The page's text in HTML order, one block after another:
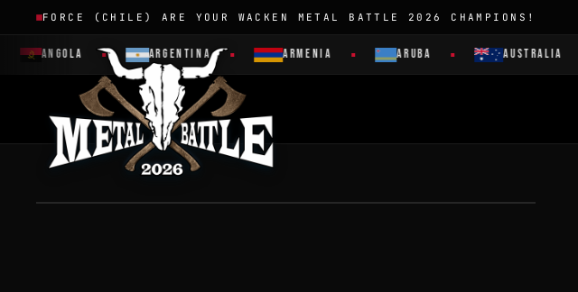
FORCE (CHILE) ARE YOUR WACKEN METAL BATTLE 2026 CHAMPIONS!
ANGOLA ARGENTINA ARMENIA ARUBA AUSTRALIA